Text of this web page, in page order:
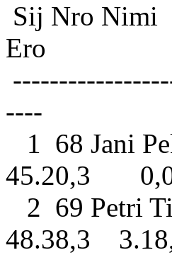
Sij Nro
Ero
----
1 68 Jani
45.20,3
2 69 Petri
48.38,3